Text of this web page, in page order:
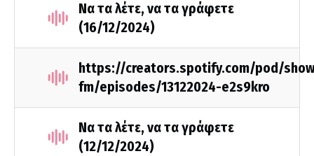
Να τα λέτε, να τα γράφετε
(16/12/2024)
https://creators.spotify.com/pod/
fm/episodes/13122024-e2s9kro
Να τα λέτε, να τα γράφετε
(12/12/2024)